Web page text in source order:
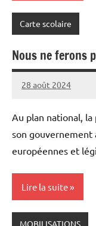
Carte scolaire
Nous ne ferons
28 août 2024
Snudifo44
Au plan national,
son gouvernement
européennes et
Lire la suite
MOBILISATIONS